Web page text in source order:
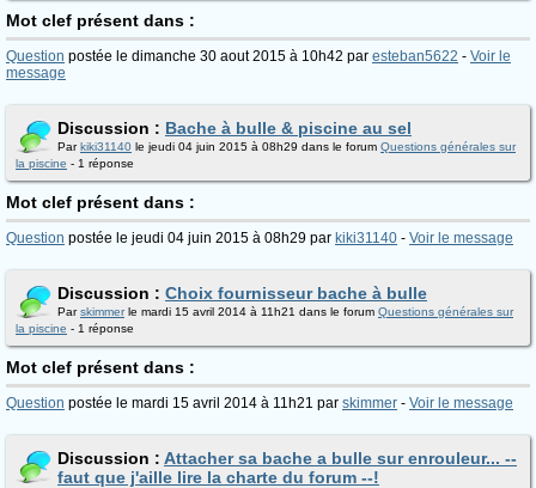
Mot clef présent dans :
Question postée le dimanche 30 aout 2015 à 10h42 par esteban5622 - Voir le
message
Discussion : Bache à bulle & piscine au sel
Parkiki31140 le jeudi 04 juin 2015 à 08h29 dans le forum Questions générales sur
la piscine - 1 réponse
Mot clef présent dans :
Question postée le jeudi 04 juin 2015 à 08h29 par kiki31140 - Voir le message
Discussion : Choix fournisseur bache à bulle
Parskimmerle mardi 15 avril 2014 à 11h21 dans le forum Questions générales sur
la piscine - 1 réponse
Mot clef présent dans :
Question postée le mardi 15 avril 2014 à 11h21 par skimmer - Voir le message
Discussion : Attacher sa bache a bulle sur enrouleur... --
faut que j'aille lire la charte du forum --!